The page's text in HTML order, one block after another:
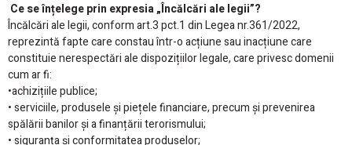
Ce se înțelege prin expresia „Încălcări ale legii”?
Încălcări ale legii, conform art.3 pct.1 din Legea nr.361/2022,
reprezintă fapte care constau într-o acțiune sau inacțiune care
constituie nerespectări ale dispozițiilor legale, care privesc domenii
cum ar fi:
•achizițiile publice;
• serviciile, produsele și piețele financiare, precum și prevenirea
spălării banilor și a finanțării terorismului;
• siguranța și conformitatea produselor;